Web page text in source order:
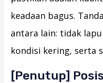
keadaan bagus.
antara lain: tidak
kondisi kering, serta
[Penutup]